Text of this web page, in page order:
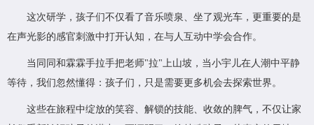
这次研学，孩子们不仅看了音乐喷泉、坐了观光车，更重要的是
在声光影的感官刺激中打开认知，在与人互动中学会合作。
当同同和霖霖手拉手把老师"拉"上山坡，当小宇儿在人潮中平静
等待，我们忽然懂得：孩子们，只是需要更多机会去探索世界。
这些在旅程中绽放的笑容、解锁的技能、收敛的脾气，不仅让家